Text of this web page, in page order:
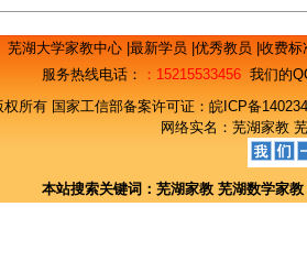
芜湖大学家教中心 最新学员 优秀教员 收费
服务热线电话：
：15215533456 我们的
所有 国家工信部备案许可证： 皖ICP备
网络实名： 芜湖家教
本站搜索关键词： 芜湖家教 芜湖数学家教